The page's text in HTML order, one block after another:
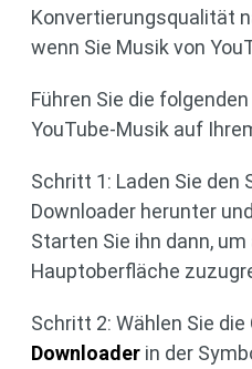
Konvertierungsqualität
wenn Sie Musik von
Führen Sie die
YouTube-Musik auf
Schritt 1: Laden Sie den
Downloader herunter
Starten Sie ihn dann, um
Hauptoberfläche
Schritt 2: Wählen Sie die
Downloader in der